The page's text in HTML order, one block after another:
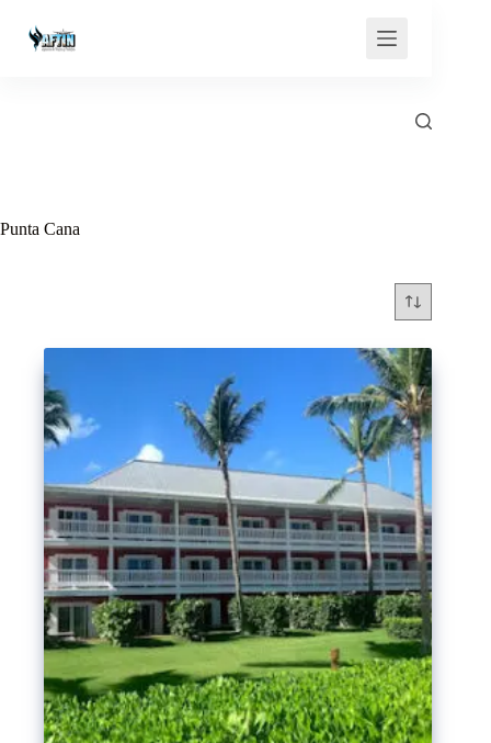
contenido
Punta Cana